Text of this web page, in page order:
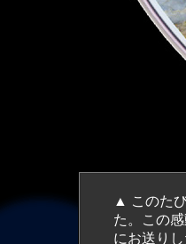
▲ このた
た。この感
にお送り